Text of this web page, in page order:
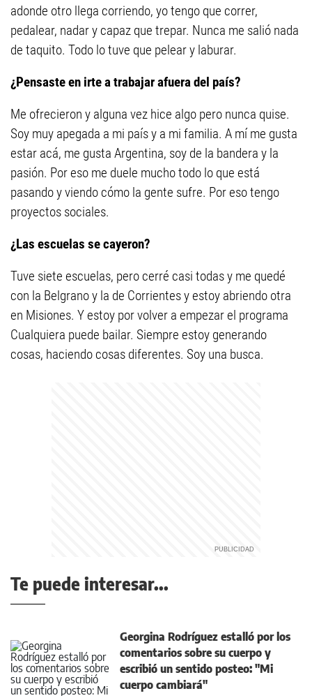
adonde otro llega corriendo, yo tengo que correr,
pedalear, nadar y capaz que trepar. Nunca me salió nada
de taquito. Todo lo tuve que pelear y laburar.
¿Pensaste en irte a trabajar afuera del país?
Me ofrecieron y alguna vez hice algo pero nunca quise.
Soy muy apegada a mi país y a mi familia. A mí me gusta
estar acá, me gusta Argentina, soy de la bandera y la
pasión. Por eso me duele mucho todo lo que está
pasando y viendo cómo la gente sufre. Por eso tengo
proyectos sociales.
¿Las escuelas se cayeron?
Tuve siete escuelas, pero cerré casi todas y me quedé
con la Belgrano y la de Corrientes y estoy abriendo otra
en Misiones. Y estoy por volver a empezar el programa
Cualquiera puede bailar. Siempre estoy generando
cosas, haciendo cosas diferentes. Soy una busca.
Te puede interesar...
Georgina Rodríguez estalló por los
comentarios sobre su cuerpo y
escribió un sentido posteo: "Mi
cuerpo cambiará"